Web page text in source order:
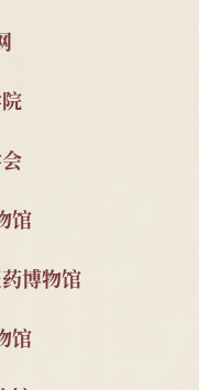
资
料
代
;民
馆
博物馆
馆